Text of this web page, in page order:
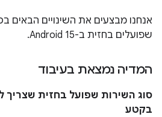
אנחנו מבצעים את השינויים הבאים
שפועלים בחזית ב-Android 15.
המדיה נמצאת בעיבוד
סוג השירות שפועל בחזית שצריך
בקטע